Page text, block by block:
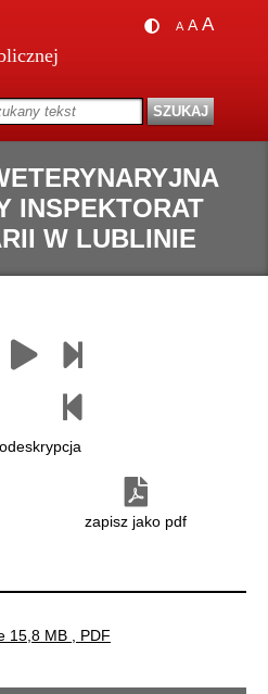
A A A
INSPEKTORAT
W LUBLINIE
zapisz jako pdf
15,8 MB , PDF